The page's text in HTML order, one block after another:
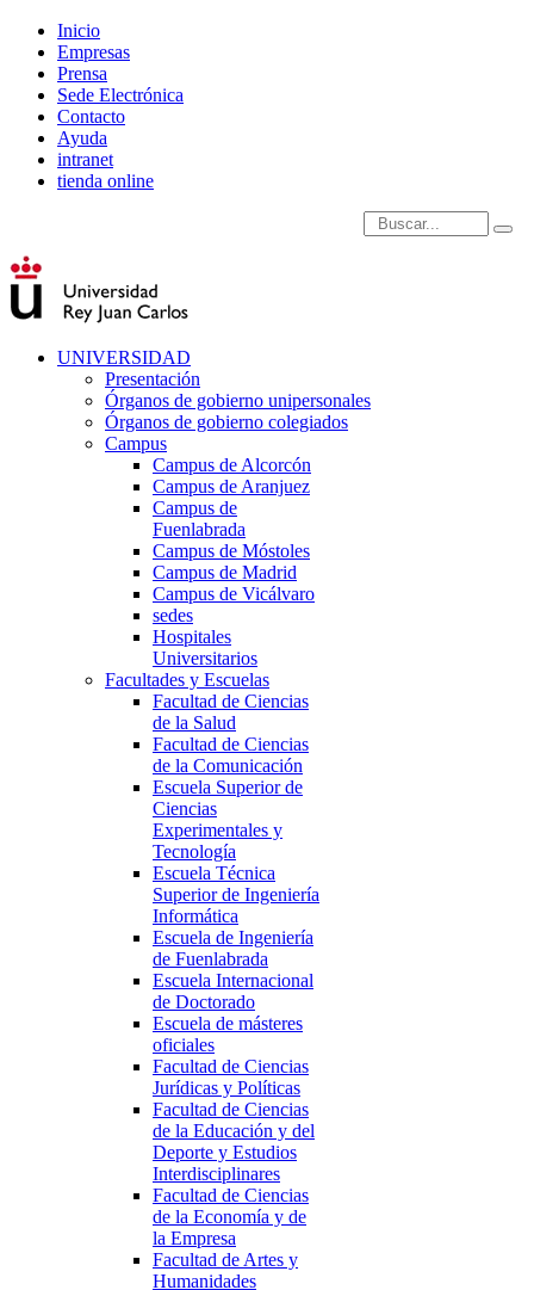
Inicio
Empresas
Prensa
Sede Electrónica
Contacto
Ayuda
intranet
tienda online
Introduce términos de
UNIVERSIDAD
Presentación
Órganos de gobierno unipersonales
Órganos de gobierno colegiados
Campus
Campus de Alcorcón
Campus de Aranjuez
Campus de
Fuenlabrada
Campus de Móstoles
Campus de Madrid
Campus de Vicálvaro
sedes
Hospitales
Universitarios
Facultades y Escuelas
Facultad de Ciencias
de la Salud
Facultad de Ciencias
de la Comunicación
Escuela Superior de
Ciencias
Experimentales y
Tecnología
Escuela Técnica
Superior de Ingeniería
Informática
Escuela de Ingeniería
de Fuenlabrada
Escuela Internacional
de Doctorado
Escuela de másteres
oficiales
Facultad de Ciencias
Jurídicas y Políticas
Facultad de Ciencias
de la Educación y del
Deporte y Estudios
Interdisciplinares
Facultad de Ciencias
de la Economía y de
la Empresa
Facultad de Artes y
Humanidades